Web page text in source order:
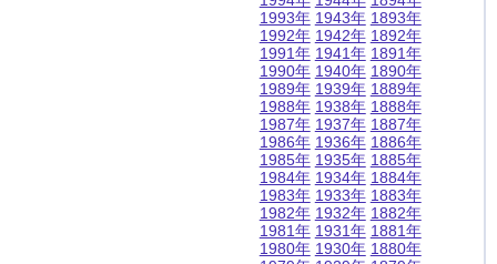
1993年
1992年
1991年
1990年
1989年
1988年
1987年
1986年
1985年
1984年
1983年
1982年
1981年
1980年
1943年
1942年
1941年
1940年
1939年
1938年
1937年
1936年
1935年
1934年
1933年
1932年
1931年
1930年
1893年
1892年
1891年
1890年
1889年
1888年
1887年
1886年
1885年
1884年
1883年
1882年
1881年
1880年